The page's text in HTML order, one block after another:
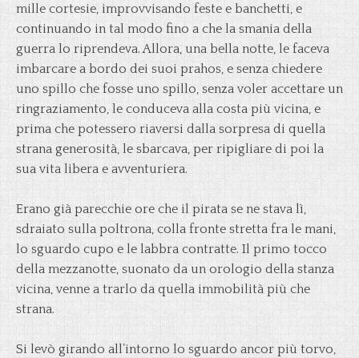
mille cortesie, improvvisando feste e banchetti, e
continuando in tal modo fino a che la smania della
guerra lo riprendeva. Allora, una bella notte, le faceva
imbarcare a bordo dei suoi prahos, e senza chiedere
uno spillo che fosse uno spillo, senza voler accettare un
ringraziamento, le conduceva alla costa più vicina, e
prima che potessero riaversi dalla sorpresa di quella
strana generosità, le sbarcava, per ripigliare di poi la
sua vita libera e avventuriera.
Erano già parecchie ore che il pirata se ne stava lì,
sdraiato sulla poltrona, colla fronte stretta fra le mani,
lo sguardo cupo e le labbra contratte. Il primo tocco
della mezzanotte, suonato da un orologio della stanza
vicina, venne a trarlo da quella immobilità più che
strana.
Si levò girando all’intorno lo sguardo ancor più torvo,